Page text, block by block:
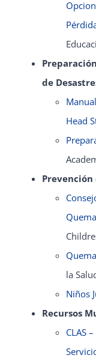
de
Head
la
Niños
Recursos
CLAS